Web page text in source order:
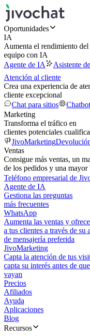
Oportunidades
IA
Aumenta el rendimiento del
equipo con IA
Agente de IA
Asistente
Atención al cliente
Crea una experiencia de
cliente excepcional
Chat para sitios
Chatbot
Marketing
Transforma el tráfico en
clientes potenciales
JivoMarketing
Ventas
Consigue más ventas, un
de los pedidos y una mayor
Teléfono empresarial de
Agente de IA
Gestiona las preguntas
más frecuentes
WhatsApp
Aumenta las ventas y
a tus clientes a través de su
de mensajería preferida
JivoMarketing
Capta la atención de tus
capta su interés antes de
vayan
Precios
Afiliados
Ayuda
Aplicaciones
Blog
Recursos